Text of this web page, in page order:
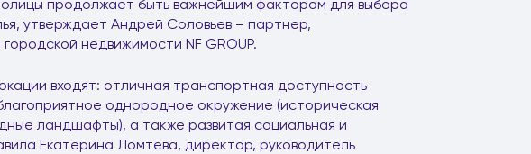
продолжает быть важнейшим фактором для выбора
утверждает Андрей Соловьев – партнер,
недвижимости NF GROUP.
входят: отличная транспортная доступность
однородное окружение (историческая
ландшафты), а также развитая социальная и
Екатерина Ломтева, директор, руководитель